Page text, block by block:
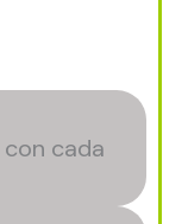
cada